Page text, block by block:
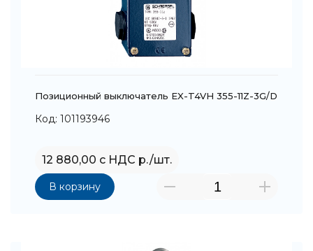
Позиционный выключатель EX-T4VH 355-11Z-3G/D
Код: 101193946
12 880,00 с НДС р./шт.
В корзину